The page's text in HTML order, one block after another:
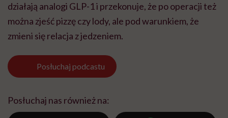
działają analogi GLP-1 i przekonuje, że po operacji też
można zjeść pizzę czy lody, ale pod warunkiem, że
zmieni się relacja z jedzeniem.
Posłuchaj podcastu
Posłuchaj nas również na: